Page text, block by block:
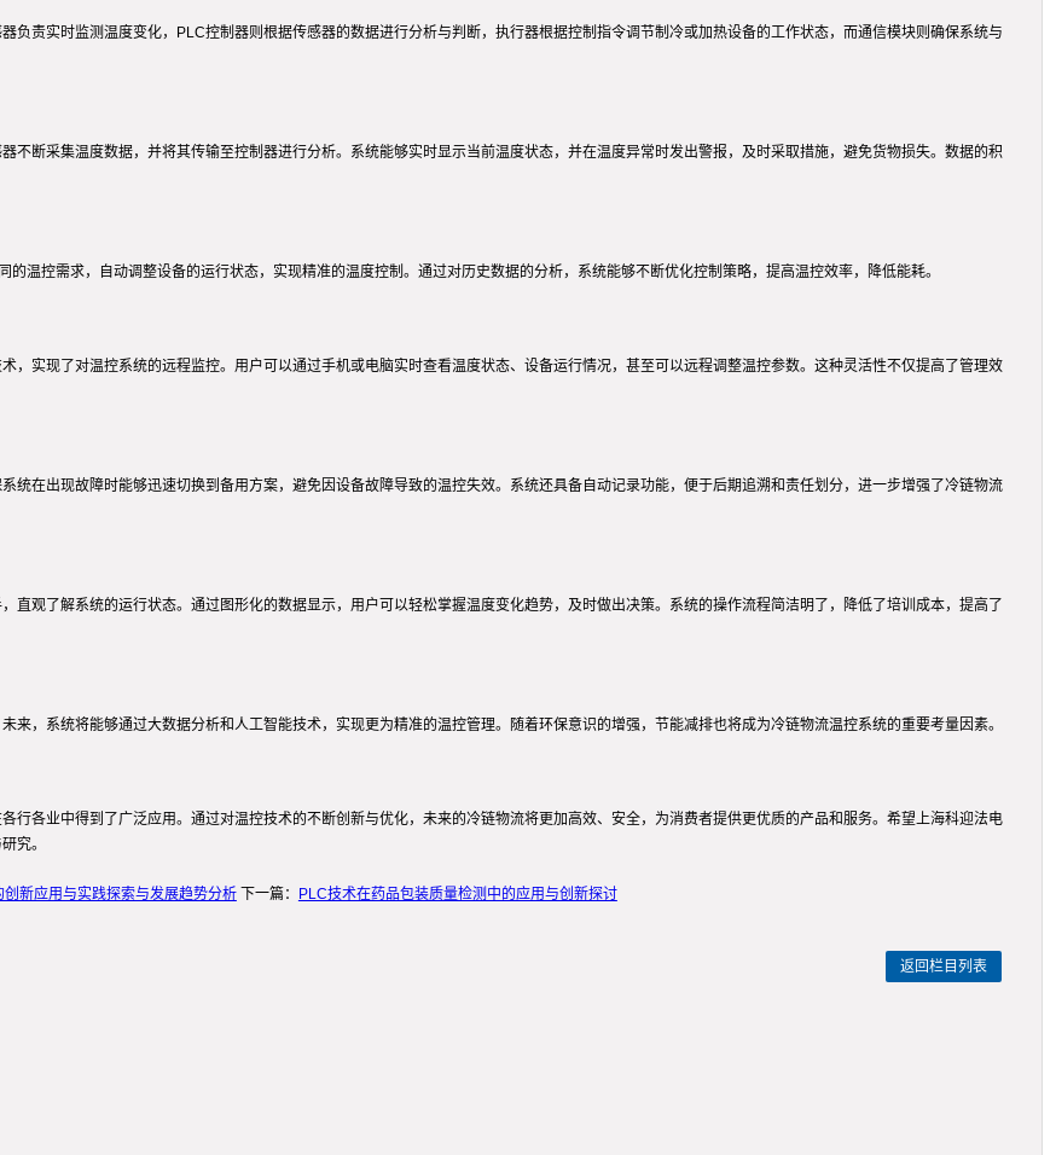
负责实时监测温度变化，PLC控制器则根据传感器的数据进行分析与判断，执行器根据控制指令调节制冷或加热设备的工作状态，而通信模块则确保系统与
不断采集温度数据，并将其传输至控制器进行分析。系统能够实时显示当前温度状态，并在温度异常时发出警报，及时采取措施，避免货物损失。数据的积
温控需求，自动调整设备的运行状态，实现精准的温度控制。通过对历史数据的分析，系统能够不断优化控制策略，提高温控效率，降低能耗。
，实现了对温控系统的远程监控。用户可以通过手机或电脑实时查看温度状态、设备运行情况，甚至可以远程调整温控参数。这种灵活性不仅提高了管理效
统在出现故障时能够迅速切换到备用方案，避免因设备故障导致的温控失效。系统还具备自动记录功能，便于后期追溯和责任划分，进一步增强了冷链物流
观了解系统的运行状态。通过图形化的数据显示，用户可以轻松掌握温度变化趋势，及时做出决策。系统的操作流程简洁明了，降低了培训成本，提高了
，系统将能够通过大数据分析和人工智能技术，实现更为精准的温控管理。随着环保意识的增强，节能减排也将成为冷链物流温控系统的重要考量因素。
行各业中得到了广泛应用。通过对温控技术的不断创新与优化，未来的冷链物流将更加高效、安全，为消费者提供更优质的产品和服务。希望上海科迎法电
究。
创新应用与实践探索与发展趋势分析下一篇： PLC技术在药品包装质量检测中的应用与创新探讨
返回栏目列表